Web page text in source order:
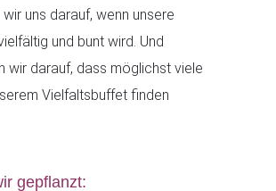
uns darauf, wenn unsere
und bunt wird. Und
wir darauf, dass möglichst viele
Vielfaltsbuffet finden
gepflanzt: